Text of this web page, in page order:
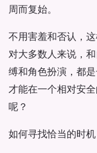
周而复始。
不用害羞和否认，
对大多数人来说，
缚和角色扮演，都
才能在一个相对安
呢？
如何寻找恰当的时机